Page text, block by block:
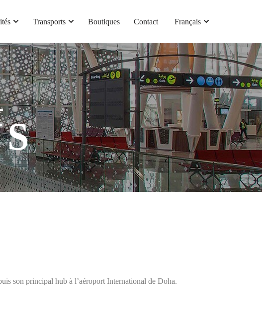
Transports Boutiques Contact Français
son principal hub à l’aéroport International de Doha.